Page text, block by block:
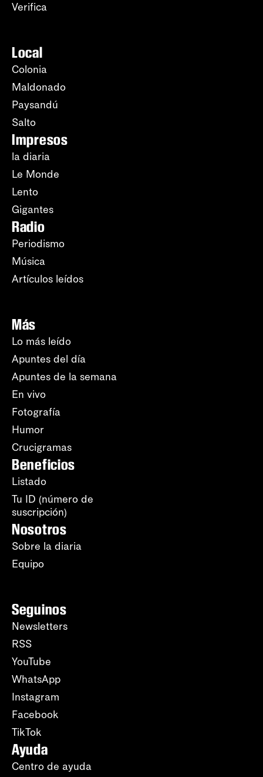
Verifica
Local
Colonia
Maldonado
Paysandú
Salto
Impresos
la diaria
Le Monde
Lento
Gigantes
Radio
Periodismo
Música
Artículos leídos
Más
Lo más leído
Apuntes del día
Apuntes de la semana
En vivo
Fotografía
Humor
Crucigramas
Beneficios
Listado
Tu ID (número de
suscripción)
Nosotros
Sobre la diaria
Equipo
Seguinos
Newsletters
RSS
YouTube
WhatsApp
Instagram
Facebook
TikTok
Ayuda
Centro de ayuda